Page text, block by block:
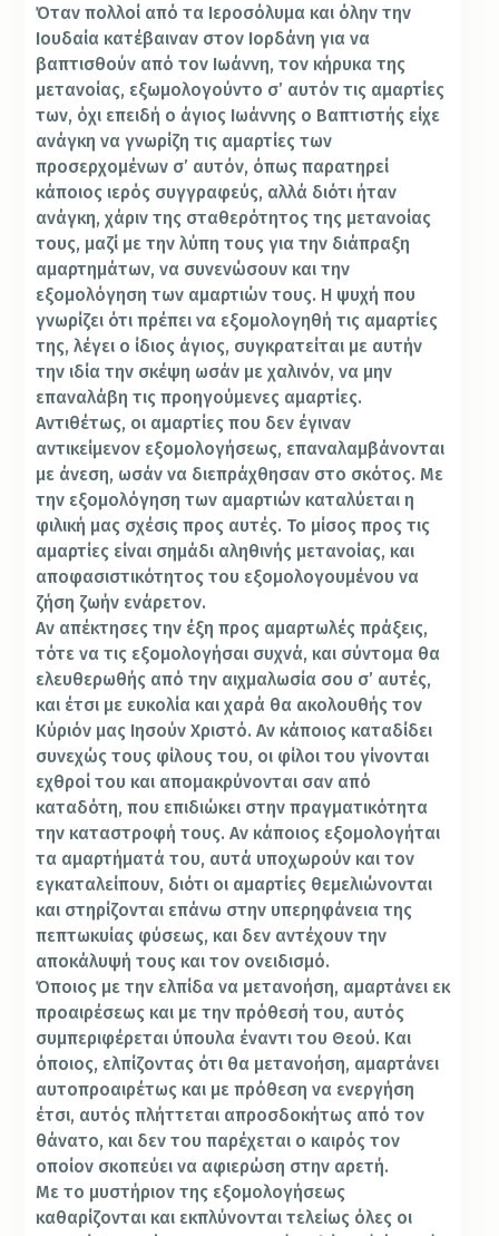
Όταν πολλοί από τα Ιεροσόλυμα και όλην την
Ιουδαία κατέβαιναν στον Ιορδάνη για να
βαπτισθούν από τον Ιωάννη, τον κήρυκα της
μετανοίας, εξωμολογούντο σ’ αυτόν τις αμαρτίες
των, όχι επειδή ο άγιος Ιωάννης ο Βαπτιστής είχε
ανάγκη να γνωρίζη τις αμαρτίες των
προσερχομένων σ’ αυτόν, όπως παρατηρεί
κάποιος ιερός συγγραφεύς, αλλά διότι ήταν
ανάγκη, χάριν της σταθερότητος της μετανοίας
τους, μαζί με την λύπη τους για την διάπραξη
αμαρτημάτων, να συνενώσουν και την
εξομολόγηση των αμαρτιών τους. Η ψυχή που
γνωρίζει ότι πρέπει να εξομολογηθή τις αμαρτίες
της, λέγει ο ίδιος άγιος, συγκρατείται με αυτήν
την ιδία την σκέψη ωσάν με χαλινόν, να μην
επαναλάβη τις προηγούμενες αμαρτίες.
Αντιθέτως, οι αμαρτίες που δεν έγιναν
αντικείμενον εξομολογήσεως, επαναλαμβάνονται
με άνεση, ωσάν να διεπράχθησαν στο σκότος. Με
την εξομολόγηση των αμαρτιών καταλύεται η
φιλική μας σχέσις προς αυτές. Το μίσος προς τις
αμαρτίες είναι σημάδι αληθινής μετανοίας, και
αποφασιστικότητος του εξομολογουμένου να
ζήση ζωήν ενάρετον.
Αν απέκτησες την έξη προς αμαρτωλές πράξεις,
τότε να τις εξομολογήσαι συχνά, και σύντομα θα
ελευθερωθής από την αιχμαλωσία σου σ’ αυτές,
και έτσι με ευκολία και χαρά θα ακολουθής τον
Κύριόν μας Ιησούν Χριστό. Αν κάποιος καταδίδει
συνεχώς τους φίλους του, οι φίλοι του γίνονται
εχθροί του και απομακρύνονται σαν από
καταδότη, που επιδιώκει στην πραγματικότητα
την καταστροφή τους. Αν κάποιος εξομολογήται
τα αμαρτήματά του, αυτά υποχωρούν και τον
εγκαταλείπουν, διότι οι αμαρτίες θεμελιώνονται
και στηρίζονται επάνω στην υπερηφάνεια της
πεπτωκυίας φύσεως, και δεν αντέχουν την
αποκάλυψή τους και τον ονειδισμό.
Όποιος με την ελπίδα να μετανοήση, αμαρτάνει εκ
προαιρέσεως και με την πρόθεσή του, αυτός
συμπεριφέρεται ύπουλα έναντι του Θεού. Και
όποιος, ελπίζοντας ότι θα μετανοήση, αμαρτάνει
αυτοπροαιρέτως και με πρόθεση να ενεργήση
έτσι, αυτός πλήττεται απροσδοκήτως από τον
θάνατο, και δεν του παρέχεται ο καιρός τον
οποίον σκοπεύει να αφιερώση στην αρετή.
Με το μυστήριον της εξομολογήσεως
καθαρίζονται και εκπλύνονται τελείως όλες οι